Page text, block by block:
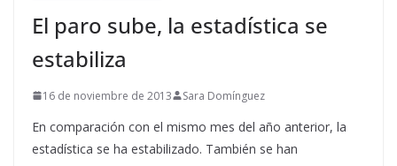
El paro sube, la estadística se
estabiliza
16 de noviembre de 2013 Sara Domínguez
En comparación con el mismo mes del año anterior, la
estadística se ha estabilizado. También se han